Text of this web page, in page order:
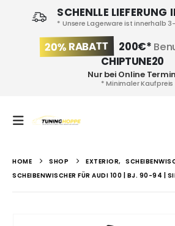
SCHENLLE LIEFERUNG
* Unsere Lagerware ist innerhalb
20% RABATT 200€*
CHIPTUNE20
Nur bei Online
* Minimaler Kaufpreis
HOME SHOP EXTERIOR,
SCHEIBENWISCHER FÜR AUDI 100 | BJ. 90-94 |